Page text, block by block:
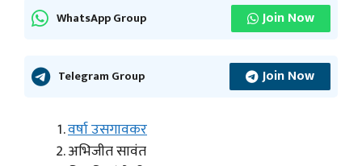
WhatsApp Group Join Now
Telegram Group Join Now
वर्षा उसगावकर
अभिजीत सावंत